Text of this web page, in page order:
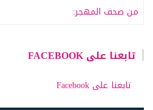
من صحف المهجر:
تابعنا على FACEBOOK
تابعنا على Facebook